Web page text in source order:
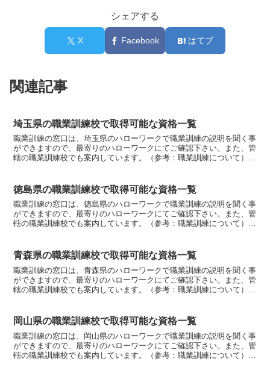
シェアする
X Facebook はてブ
関連記事
埼玉県の職業訓練校で取得可能な資格一覧
職業訓練の窓口は、埼玉県のハローワークで職業訓練の説明を聞く事
ができますので、最寄りのハローワークにてご確認下さい。また、管
轄の職業訓練校でも案内しています。（参考：職業訓練について）埼
徳島県の職業訓練校で取得可能な資格一覧
職業訓練の窓口は、徳島県のハローワークで職業訓練の説明を聞く事
ができますので、最寄りのハローワークにてご確認下さい。また、管
轄の職業訓練校でも案内しています。（参考：職業訓練について）徳
青森県の職業訓練校で取得可能な資格一覧
職業訓練の窓口は、青森県のハローワークで職業訓練の説明を聞く事
ができますので、最寄りのハローワークにてご確認下さい。また、管
轄の職業訓練校でも案内しています。（参考：職業訓練について）青
岡山県の職業訓練校で取得可能な資格一覧
職業訓練の窓口は、岡山県のハローワークで職業訓練の説明を聞く事
ができますので、最寄りのハローワークにてご確認下さい。また、管
轄の職業訓練校でも案内しています。（参考：職業訓練について）岡